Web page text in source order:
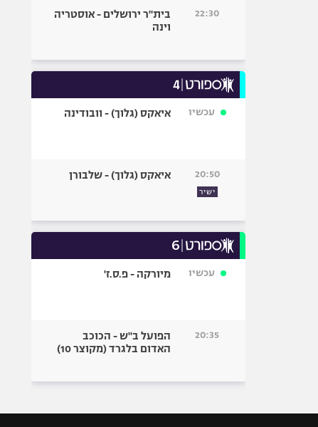
22:30
בית"ר ירושלים - אוסטריה
וינה
עכשיו איאקס (גלוך) - וובודינה
20:50
ישיר
איאקס (גלוך) - שלבורן
עכשיו מיורקה - פ.ס.ז'
20:35
הפועל ב"ש - הכוכב
האדום בלגרד (מקוצר 10)